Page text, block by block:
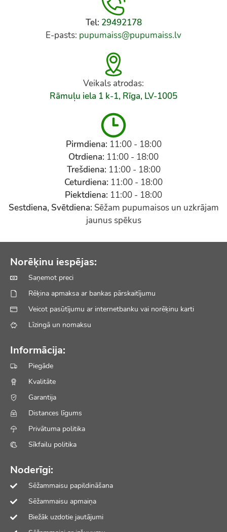
Tel: 29492178
E-pasts: pupumaiss@pupumaiss.lv
Veikals atrodas:
Rāmuļu iela 1 k-1, Rīga, LV-1005
Pirmdiena: 11:00 - 18:00
Otrdiena: 11:00 - 18:00
Trešdiena: 11:00 - 18:00
Ceturdiena: 11:00 - 18:00
Piektdiena: 11:00 - 18:00
Sestdiena, Svētdiena: Sēžam pupumaisos un uzkrājam
jaunus spēkus
Norēķinu iespējas:
Saņemot preci
Rēķina apmaksa ar bankas pārskaitījumu
Veicot pasūtījumu ar internetbanku vai norēķinu karti
Līzingā un nomaksu
Informācija:
Piegāde
Kvalitāte
Garantija
Distances līgums
Privātuma politika
Sīkfailu politika
Noderīgi:
Sēžammaisu papildināšana
Sēžammaisu apmaiņa
Biežāk uzdotie jautājumi